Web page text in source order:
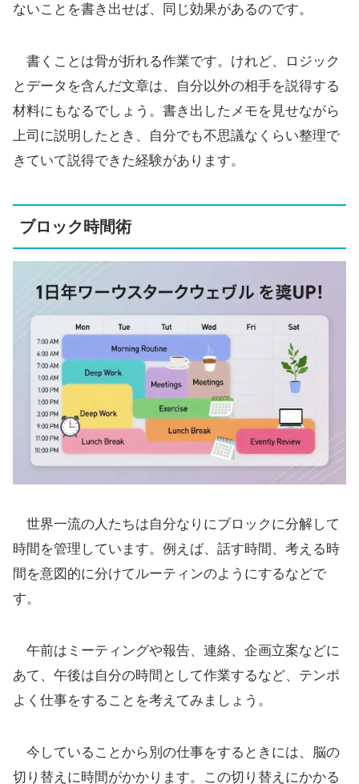
ないことを書き出せば、同じ効果があるのです。
書くことは骨が折れる作業です。けれど、ロジック
とデータを含んだ文章は、自分以外の相手を説得する
材料にもなるでしょう。書き出したメモを見せながら
上司に説明したとき、自分でも不思議なくらい整理で
きていて説得できた経験があります。
ブロック時間術
世界一流の人たちは自分なりにブロックに分解して
時間を管理しています。例えば、話す時間、考える時
間を意図的に分けてルーティンのようにするなどで
す。
午前はミーティングや報告、連絡、企画立案などに
あて、午後は自分の時間として作業するなど、テンポ
よく仕事をすることを考えてみましょう。
今していることから別の仕事をするときには、脳の
切り替えに時間がかかります。この切り替えにかかる